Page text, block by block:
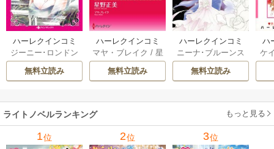
ハーレクインコミ
ックス セット 202
6年 vol.1064 1巻
ジーニー･ロンドン
橘花夜/ メアリ
ー･ライアンズ
ーガン/星合操/ア
ン･ウィール/ 津寺
里可子
無料立読み
ハーレクインコミ
ックス セット 202
6年 vol.1002 1巻
マヤ・ブレイク / 星
野正美/ ヘレン･ブ
ルックス/のわきね
ウェイ/一重夕子
無料立読み
ハーレクインコミ
ックス セット 202
6年 vol.1063 1巻
ニーナ･ブルーンス
おおつきちずる
レベッカ･ヨーク
ーディ/海野みつる
サラ･ウッド/流
水凛子
無料立読み
ハ
ッ
ケ
ザ
ライトノベルランキング もっと見る
1位 2位 3位